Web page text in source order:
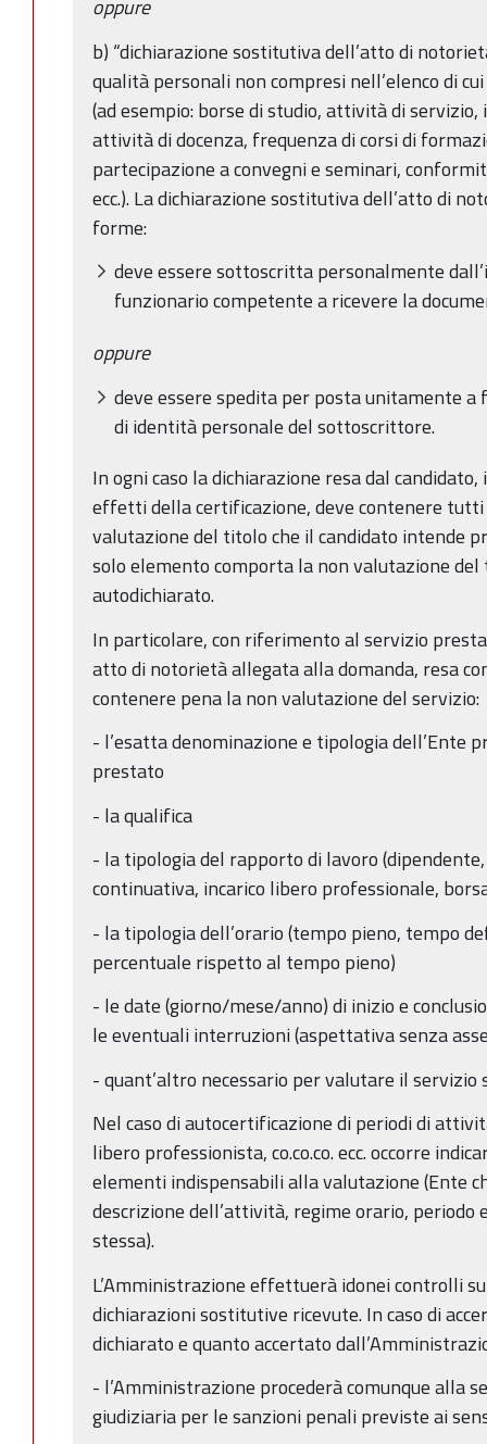
oppure
b) “dichiarazione sostitutiva dell’atto di
qualità personali non compresi nell’elenco di
(ad esempio: borse di studio, attività di
attività di docenza, frequenza di corsi di
partecipazione a convegni e seminari,
ecc.). La dichiarazione sostitutiva dell’atto di
forme:
deve essere sottoscritta personalmente
funzionario competente a ricevere la
oppure
deve essere spedita per posta unitamente a
di identità personale del sottoscrittore.
In ogni caso la dichiarazione resa dal
effetti della certificazione, deve contenere
valutazione del titolo che il candidato intende
solo elemento comporta la non valutazione
autodichiarato.
In particolare, con riferimento al servizio
atto di notorietà allegata alla domanda, resa
contenere pena la non valutazione del servizio:
- l’esatta denominazione e tipologia dell’Ente
prestato
- la qualifica
- la tipologia del rapporto di lavoro
continuativa, incarico libero professionale,
- la tipologia dell’orario (tempo pieno, tempo
percentuale rispetto al tempo pieno)
- le date (giorno/mese/anno) di inizio e
le eventuali interruzioni (aspettativa senza
- quant’altro necessario per valutare il servizio
Nel caso di autocertificazione di periodi di
libero professionista, co.co.co. ecc. occorre
elementi indispensabili alla valutazione (Ente
descrizione dell’attività, regime orario, periodo
stessa).
L’Amministrazione effettuerà idonei controlli
dichiarazioni sostitutive ricevute. In caso di
dichiarato e quanto accertato
- l’Amministrazione procederà comunque alla
giudiziaria per le sanzioni penali previste ai